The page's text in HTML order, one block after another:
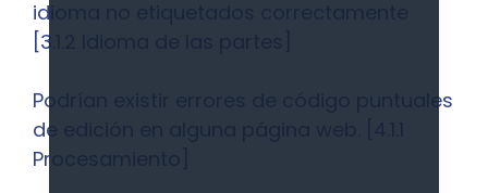
idioma no etiquetados correctamente
[3.1.2 Idioma de las partes]
Podrían existir errores de código puntuales
de edición en alguna página web. [4.1.1
Procesamiento]